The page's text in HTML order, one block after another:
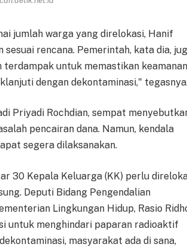
jumlah warga yang direlokasi, Hanif
rencana. Pemerintah, kata dia,
untuk memastikan keamanan
dengan dekontaminasi,"
Priyadi Rochdian, sempat
pencairan dana. Namun, kendala
segera dilaksanakan.
30 Kepala Keluarga (KK) perlu
Deputi Bidang Pengendalian
Lingkungan Hidup, Rasio
untuk menghindari paparan radioaktif
masyarakat ada di sana,